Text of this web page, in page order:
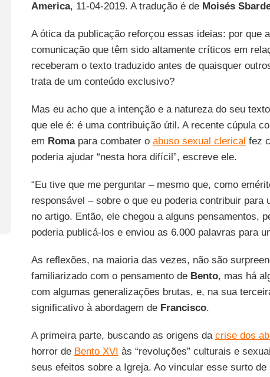
America, 11-04-2019. A tradução é de Moisés
A ótica da publicação reforçou essas ideias: por que
comunicação que têm sido altamente críticos em
receberam o texto traduzido antes de quaisquer
trata de um conteúdo exclusivo?
Mas eu acho que a intenção e a natureza do seu
que ele é: é uma contribuição útil. A recente cúpula
em Romapara combater o abuso sexual clerical fez
poderia ajudar “nesta hora difícil”, escreve ele.
“Eu tive que me perguntar – mesmo que, como
responsável – sobre o que eu poderia contribuir para
no artigo. Então, ele chegou a alguns pensamentos,
poderia publicá-los e enviou as 6.000 palavras para
As reflexões, na maioria das vezes, não são
familiarizado com o pensamento de Bento, mas há
com algumas generalizações brutas, e, na sua
significativo à abordagem de Francisco.
A primeira parte, buscando as origens da crise dos
horror de Bento XVI às “revoluções” culturais e
seus efeitos sobre a Igreja. Ao vincular esse surto de